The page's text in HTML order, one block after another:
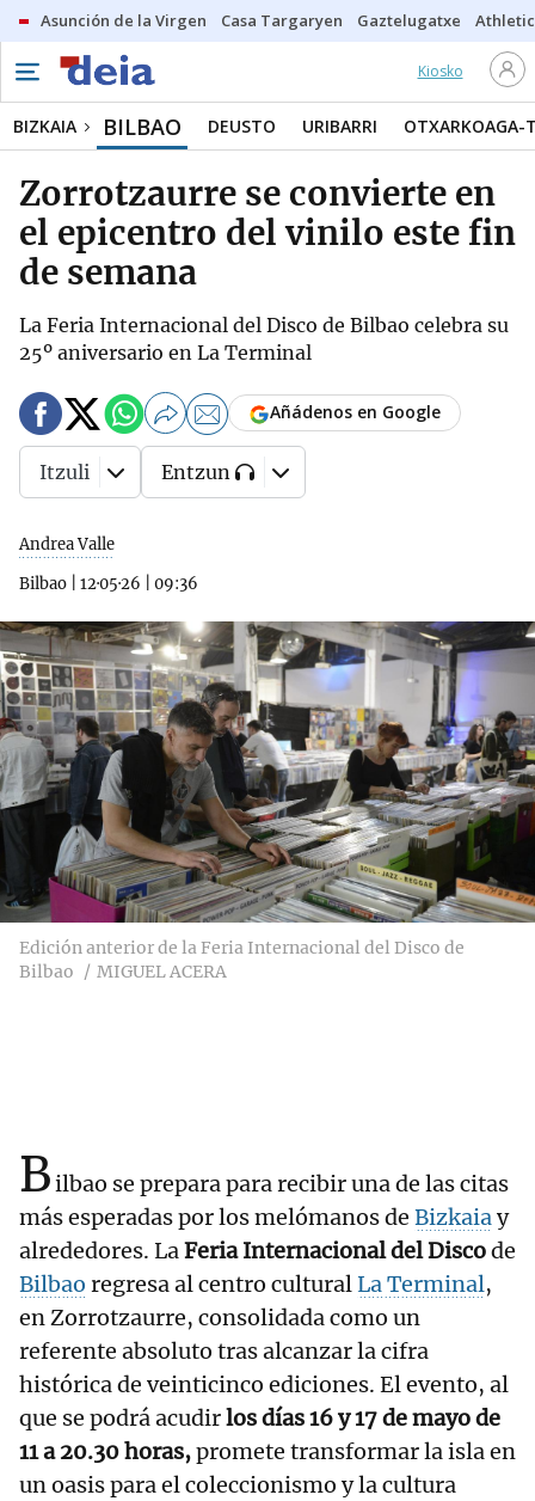
Asunción de la Virgen Casa Targaryen Gaztelugatxe Athletic
Kiosko
BIZKAIA BILBAO DEUSTO URIBARRI OTXARKOAGA-
Zorrotzaurre se convierte en
el epicentro del vinilo este fin
de semana
La Feria Internacional del Disco de Bilbao celebra su
25º aniversario en La Terminal
Andrea Valle
Bilbao
12·05·26 09:36
Añádenos en Google
Itzuli Entzun
Edición anterior de la Feria Internacional del Disco de
Bilbao
MIGUEL ACERA
Bilbao se prepara para recibir una de las citas
más esperadas por los melómanos de Bizkaiay
alrededores. LaFeria Internacional del Discode
Bilbao regresa al centro culturalLa Terminal,
en Zorrotzaurre, consolidada como un
referente absoluto tras alcanzar la cifra
histórica de veinticinco ediciones. El evento, al
que se podrá acudirlos días 16 y 17 de mayo de
11 a 20.30 horas,promete transformar la isla en
un oasis para el coleccionismo y la cultura